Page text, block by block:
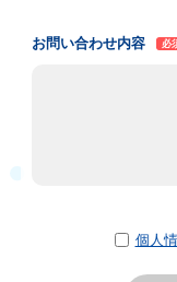
お問い合わせ内容
個人